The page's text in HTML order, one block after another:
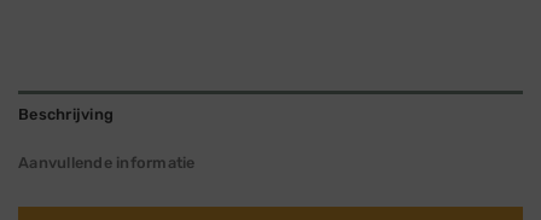
Beschrijving
Aanvullende informatie